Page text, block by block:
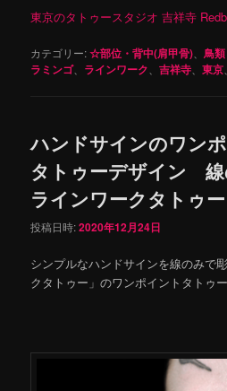
東京のタトゥースタジオ 吉祥寺
カテゴリー:☆部位・背中(肩甲骨) 、鳥類
ラミンゴ、 ラインワーク 、吉祥寺 、東京
ハンドサインのワン
タトゥーデザイン
ラインワークタトゥー
投稿日時:2020年12月24日
シンプルなハンドサインを線のみで
クタトゥー」のワンポイントタトゥー